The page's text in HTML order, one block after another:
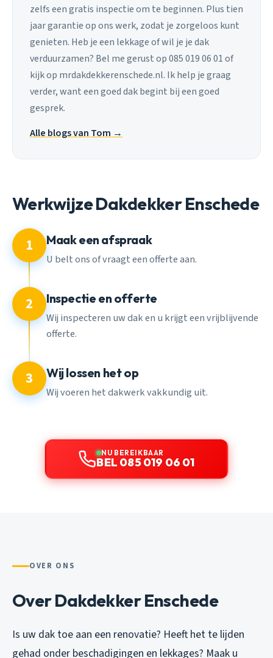
zelfs een gratis inspectie om te beginnen. Plus tien
jaar garantie op ons werk, zodat je zorgeloos kunt
genieten. Heb je een lekkage of wil je je dak
verduurzamen? Bel me gerust op 085 019 06 01 of
kijk op mrdakdekkerenschede.nl. Ik help je graag
verder, want een goed dak begint bij een goed
gesprek.
Alle blogs van Tom →
Werkwijze Dakdekker Enschede
1 Maak een afspraak
U belt ons of vraagt een offerte aan.
2 Inspectie en offerte
Wij inspecteren uw dak en u krijgt een vrijblijvende
offerte.
3 Wij lossen het op
Wij voeren het dakwerk vakkundig uit.
NU BEREIKBAAR
BEL 085 019 06 01
OVER ONS
Over Dakdekker Enschede
Is uw dak toe aan een renovatie? Heeft het te lijden
gehad onder beschadigingen en lekkages? Maak u